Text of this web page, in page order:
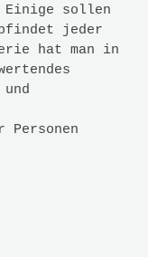
sollen
jeder
hat man in
Personen